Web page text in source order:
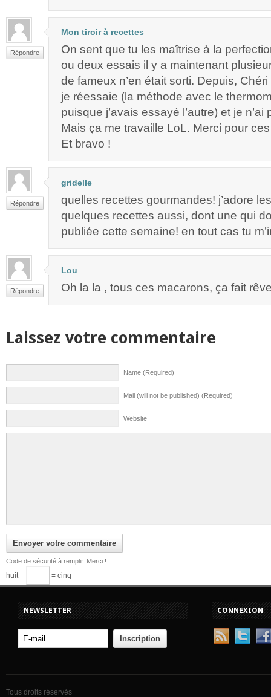
Répondre
Mon tiroir à recettes
On sent que tu les maîtrise à la
ou deux essais il y a maintenant
de fameux n’en était sorti. Depuis,
je réessaie (la méthode avec le
puisque j’avais essayé l’autre) et je
Mais ça me travaille LoL. Merci pour
Et bravo !
Répondre
gridelle
quelles recettes gourmandes! j’adore
quelques recettes aussi, dont une qui
publiée cette semaine! en tout cas tu
Répondre
Lou
Oh la la , tous ces macarons, ça fait
Laissez votre commentaire
Name (Required)
Mail (will not be published) (Required)
Website
Code de sécurité à remplir. Merci !
huit − = cinq
NEWSLETTER CONNEXION
Tous droits réservés